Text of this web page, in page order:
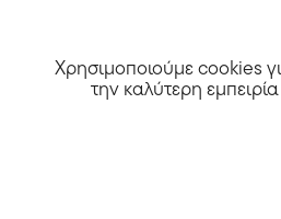
Χρησιμοποιούμε cookies
την καλύτερη